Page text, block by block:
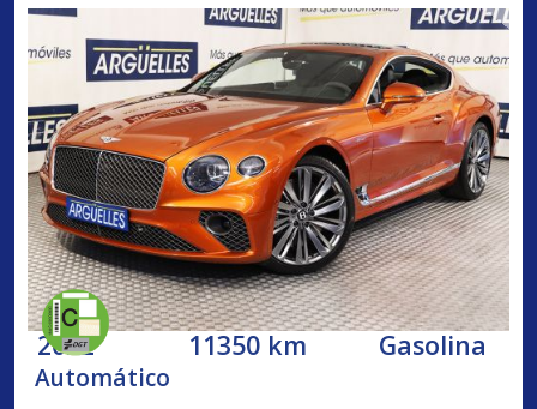
2022 11350 km Gasolina
Automático